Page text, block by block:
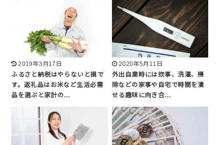
2019年3月17日
ふるさと納税はやらないと損で
す。返礼品はお米など生活必需
品を選ぶと家計の…
2020年5月11日
外出自粛時には炊事、洗濯、掃
除などの家事や自宅で時間を潰
せる趣味に向き合…